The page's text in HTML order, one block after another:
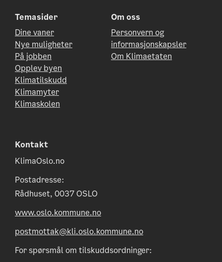
Temasider
Dine vaner
Nye muligheter
På jobben
Opplev byen
Klimatilskudd
Klimamyter
Klimaskolen
Om oss
Personvern og
informasjonskapsler
Om Klimaetaten
Kontakt
KlimaOslo.no
Postadresse:
Rådhuset, 0037 OSLO
www.oslo.kommune.no
postmottak@kli.oslo.kommune.no
For spørsmål om tilskuddsordninger: